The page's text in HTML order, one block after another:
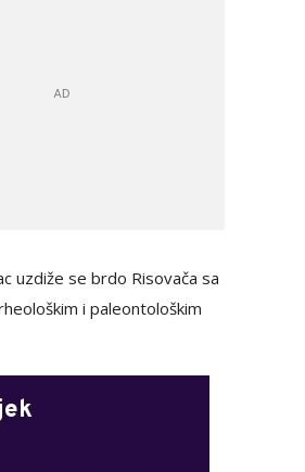
uzdiže se brdo Risovača sa
i paleontološkim